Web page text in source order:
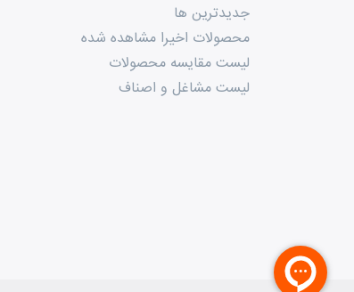
جدیدترین ها
محصولات اخیرا مشاهده شده
لیست مقایسه محصولات
لیست مشاغل و اصناف